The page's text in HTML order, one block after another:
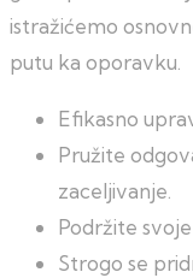
istražićemo
putu ka oporavku.
Efikasno
Pružite
zaceljivanje.
Podržite
Strogo se